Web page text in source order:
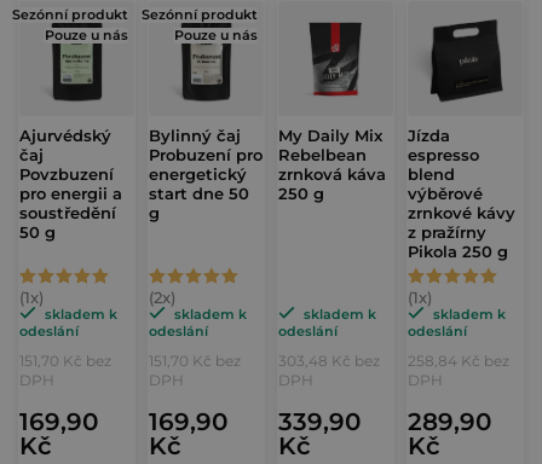
d
e
n
Sezónní produkt
Pouze u nás
Ajurvédský
čaj
Povzbuzení
pro energii a
soustředění
50 g
Průměrné
hodnocení
je
5,0
z
odeslání
151,70 Kč bez
DPH
169,90
Kč
Sezónní produkt
Pouze u nás
Bylinný čaj
Probuzení pro
energetický
start dne 50
g
Průměrné
hodnocení
je
5,0
z
odeslání
151,70 Kč bez
DPH
169,90
Kč
My Daily Mix
Rebelbean
zrnková káva
250 g
odeslání
303,48 Kč bez
DPH
339,90
Kč
Jízda
espresso
blend
výběrové
zrnkové kávy
z pražírny
Pikola 250 g
Průměrné
hodnocení
je
5,0
z
odeslání
258,84 Kč bez
DPH
289,90
Kč